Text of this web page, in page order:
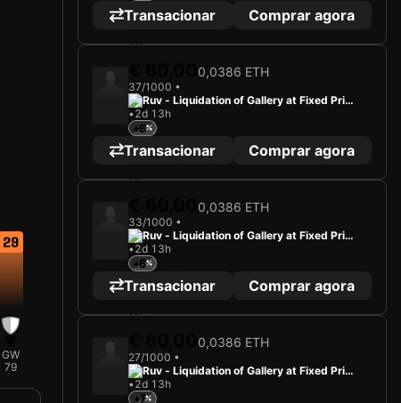
29
GW
79
Transacionar Comprar agora
0,0386 ETH
37/1000 •
Ruv - Liquidation of Gallery at Fixed Price
s
•2d 13h
+6
Transacionar Comprar agora
0,0386 ETH
33/1000 •
Ruv - Liquidation of Gallery at Fixed Price
s
•2d 13h
+6
Transacionar Comprar agora
0,0386 ETH
27/1000 •
Ruv - Liquidation of Gallery at Fixed Price
s
•2d 13h
+7